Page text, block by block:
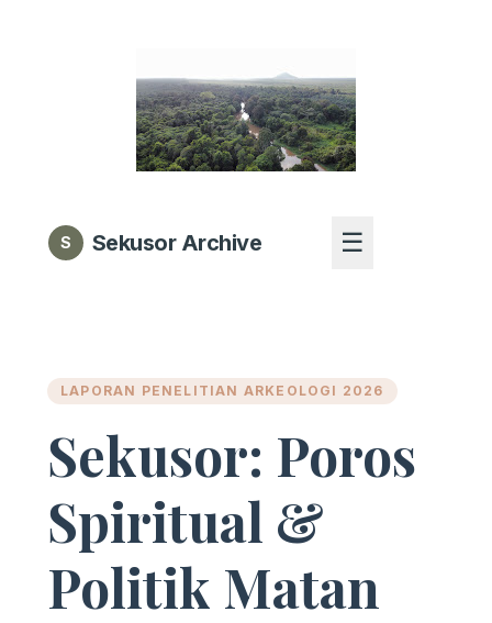
S Sekusor Archive ☰
LAPORAN PENELITIAN ARKEOLOGI 2026
Sekusor: Poros
Spiritual &
Politik Matan